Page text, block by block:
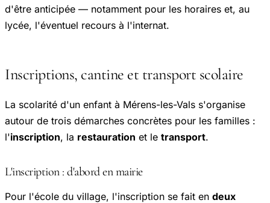
d'être anticipée — notamment pour les horaires et, au
lycée, l'éventuel recours à l'internat.
Inscriptions, cantine et transport scolaire
La scolarité d'un enfant à Mérens-les-Vals s'organise
autour de trois démarches concrètes pour les familles :
l'inscription, la restauration et le transport.
L'inscription : d'abord en mairie
Pour l'école du village, l'inscription se fait en deux